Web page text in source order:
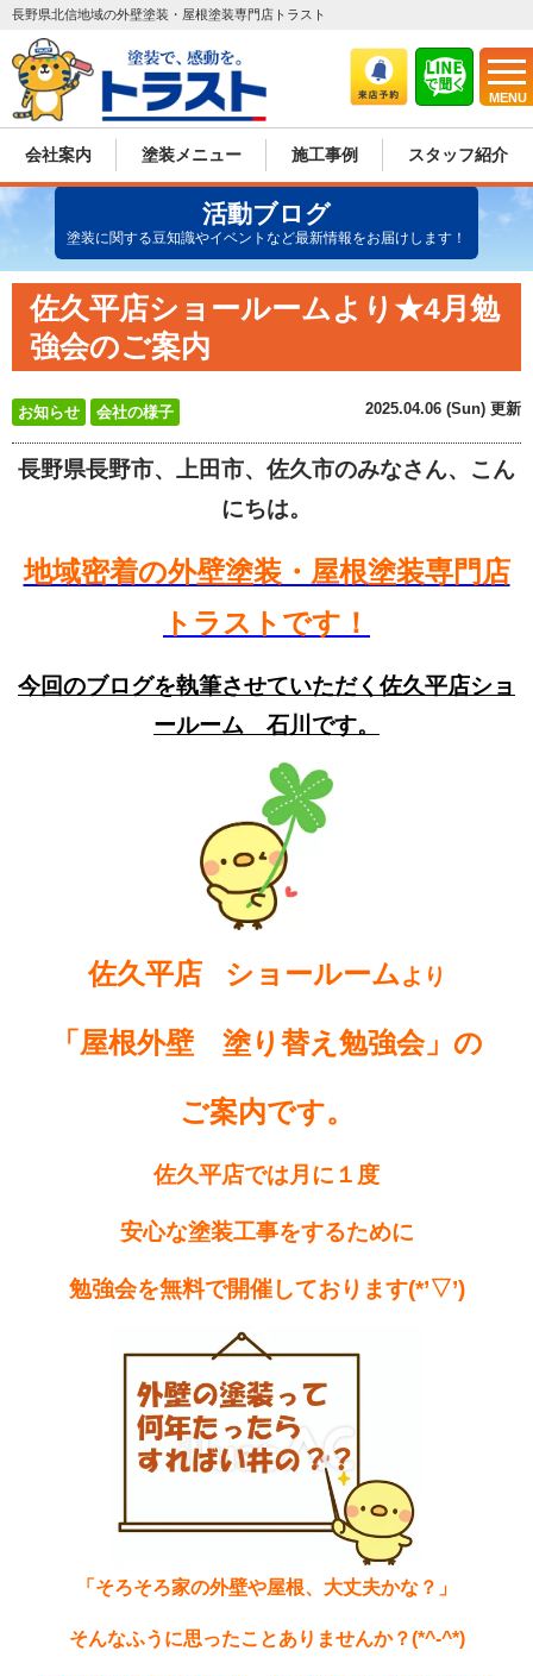
MENU
長野県北信地域の外壁塗装・屋根塗装専門店トラスト
会社案内 塗装メニュー 施工事例 スタッフ紹介
活動ブログ
塗装に関する豆知識やイベントなど最新情報をお届けします！
佐久平店ショールームより★4月勉
強会のご案内
お知らせ 会社の様子 2025.04.06 (Sun) 更新
長野県長野市、上田市、佐久市のみなさん、こん
にちは。
地域密着の外壁塗装・屋根塗装専門店
トラストです！
今回のブログを執筆させていただく佐久平店ショ
ールーム 石川です。
佐久平店 ショールームより
「 屋根外壁 塗り替え勉強会」 の
ご案内です。
佐久平店では月に１度
安心な塗装工事をするために
勉強会を無料で開催しております(*’▽’)
「そろそろ家の外壁や屋根、大丈夫かな？」
そんなふうに思ったことありませんか？(*^-^*)